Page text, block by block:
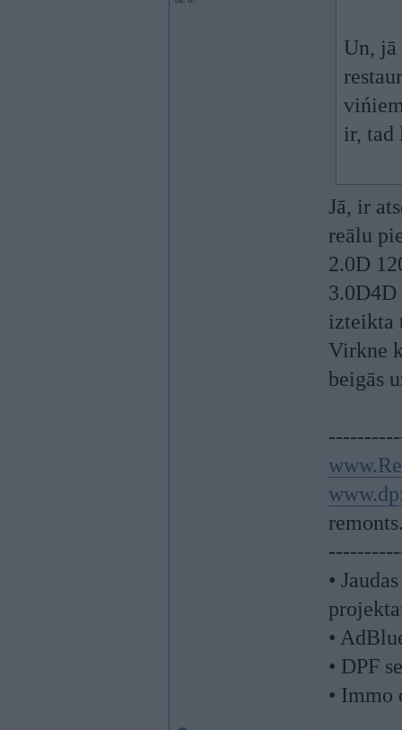
Un, jā
ir, tad
Jā, ir
reālu
2.0D
3.0D4D
izteikta
Virkne
beigās
•
•
• DPF
• Immo